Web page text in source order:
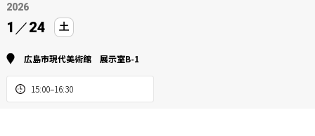
2026
1 ／24 土
広島市現代美術館 展示室B-1
15:00–16:30